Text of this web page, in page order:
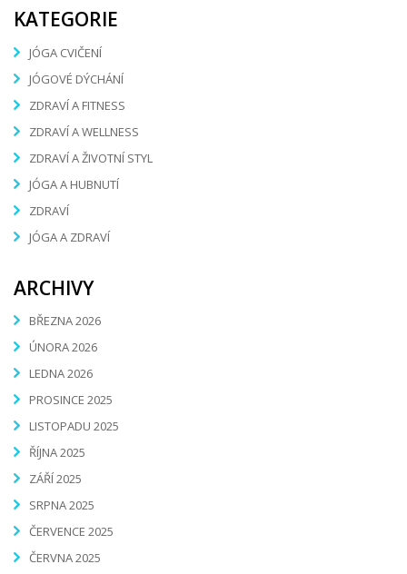
KATEGORIE
JÓGA CVIČENÍ
JÓGOVÉ DÝCHÁNÍ
ZDRAVÍ A FITNESS
ZDRAVÍ A WELLNESS
ZDRAVÍ A ŽIVOTNÍ STYL
JÓGA A HUBNUTÍ
ZDRAVÍ
JÓGA A ZDRAVÍ
ARCHIVY
BŘEZNA 2026
ÚNORA 2026
LEDNA 2026
PROSINCE 2025
LISTOPADU 2025
ŘÍJNA 2025
ZÁŘÍ 2025
SRPNA 2025
ČERVENCE 2025
ČERVNA 2025